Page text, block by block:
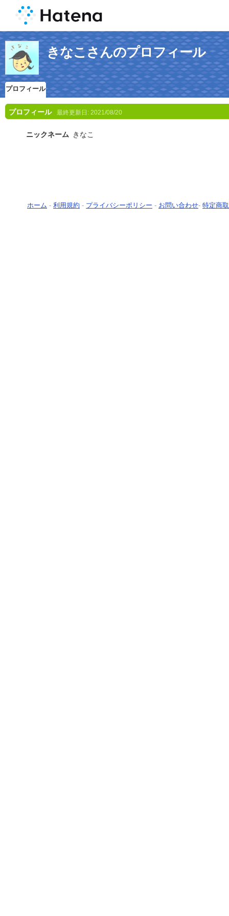
きなこさんのプロフィール
プロフィール
プロフィール 最終更新日: 2021/08/20
ニックネーム きなこ
ホーム - 利用規約 - プライバシーポリシー - お問い合わせ- 特定商